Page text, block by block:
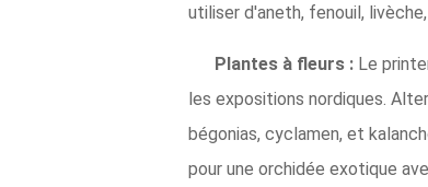
utiliser d'aneth, fenouil,
Plantes à fleurs : Le
les expositions nordiques.
bégonias, cyclamen, et
pour une orchidée exotique